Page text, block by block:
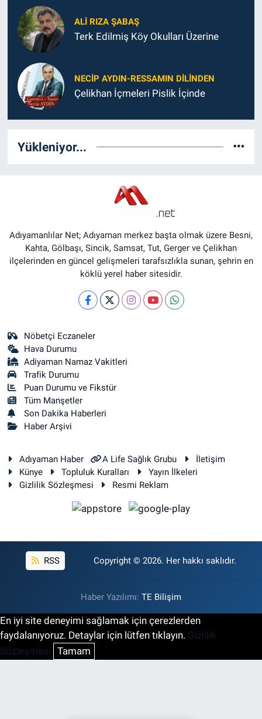
ALI RIZA ŞABAŞ
Terk Edilmiş Köy Okulları Üzerine
NECIP AYDIN-RESSAMIN DILINDEN
Çelikhan İçmeleri Pislik İçinde
Yükleniyor...
Adıyamanlılar Net; Adıyaman merkez başta olmak üzere Besni,
Kahta, Gölbaşı, Sincik, Samsat, Tut, Gerger ve Çelikhan
ilçelerinden en güncel gelişmeleri tarafsızlıkla sunan, şehrin en
köklü yerel haber sitesidir.
Nöbetçi Eczaneler
Hava Durumu
Adiyaman Namaz Vakitleri
Trafik Durumu
Puan Durumu ve Fikstür
Tüm Manşetler
Son Dakika Haberleri
Haber Arşivi
Adıyaman Haber A Life Sağlık Grubu
İletişim
Künye
Topluluk Kuralları
Yayın İlkeleri
Gizlilik Sözleşmesi
Resmi Reklam
RSS Copyright © 2026. Her hakkı saklıdır.
Haber Yazılımı: TE Bilişim
En iyi site deneyimi sağlamak için çerezlerden
faydalanıyoruz. Detaylar için lütfen tıklayın. Gizlilik
Sözleşmesi Tamam